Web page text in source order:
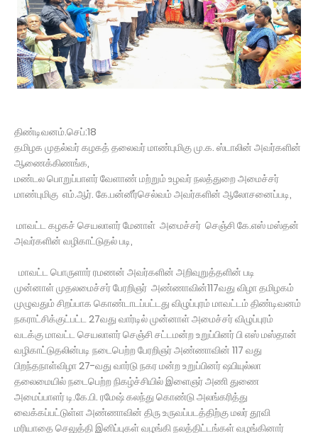
திண்டிவனம்.செப்:18
தமிழக முதல்வர் கழகத் தலைவர் மாண்புமிகு மு.க. ஸ்டாலின் அவர்களின்
ஆணைக்கிணங்க,
மண்டல பொறுப்பாளர் வேளாண் மற்றும் உழவர் நலத்துறை அமைச்சர்
மாண்புமிகு எம்.ஆர். கே.பன்னீர்செல்வம் அவர்களின் ஆலோசனைப்படி,
மாவட்ட கழகச் செயலாளர் மேனாள் அமைச்சர் செஞ்சி கே.எஸ் மஸ்தன்
அவர்களின் வழிகாட்டுதல் படி,
மாவட்ட பொருளார் ரமணன் அவர்களின் அறிவுறுத்தளின் படி
முன்னாள் முதலமைச்சர் பேரறிஞர் அண்ணாவின்117வது விழா தமிழகம்
முழுவதும் சிறப்பாக கொண்டாடப்பட்டது விழுப்புரம் மாவட்டம் திண்டிவனம்
நகராட்சிக்குட்பட்ட 27வது வார்டில் முன்னாள் அமைச்சர் விழுப்புரம்
வடக்கு மாவட்ட செயலாளர் செஞ்சி சட்டமன்ற உறுப்பினர் பி எஸ் மஸ்தான்
வழிகாட்டுதலின்படி நடைபெற்ற பேரறிஞர் அண்ணாவின் 117 வது
பிறந்தநாள்விழா 27-வது வார்டு நகர மன்ற உறுப்பினர் ஷபியுல்லா
தலைமையில் நடைபெற்ற நிகழ்ச்சியில் இளைஞர் அணி துணை
அமைப்பாளர் டி.கே.பி. ரமேஷ் கலந்து கொண்டு அலங்கரித்து
வைக்கப்பட்டுள்ள அண்ணாவின் திரு உருவப்படத்திற்கு மலர் தூவி
மரியாதை செலுத்தி இனிப்புகள் வழங்கி நலத்திட்டங்கள் வழங்கினார்